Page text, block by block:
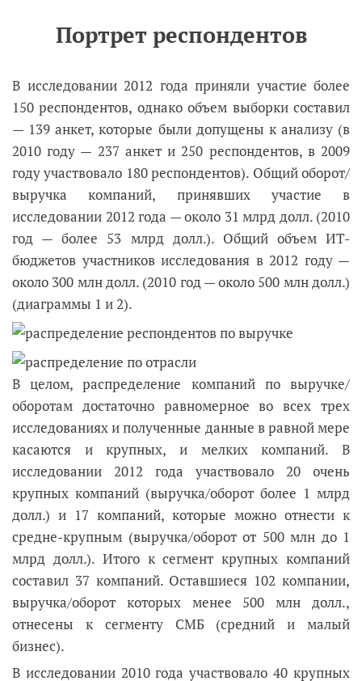
Портрет респондентов
В исследовании 2012 года приняли участие более
150 респондентов, однако объем выборки составил
— 139 анкет, которые были допущены к анализу (в
2010 году — 237 анкет и 250 респондентов, в 2009
году участвовало 180 респондентов). Общий оборот/
выручка компаний, принявших участие в
исследовании 2012 года — около 31 млрд долл. (2010
год — более 53 млрд долл.). Общий объем ИТ-
бюджетов участников исследования в 2012 году —
около 300 млн долл. (2010 год — около 500 млн долл.)
(диаграммы 1 и 2).
В целом, распределение компаний по выручке/
оборотам достаточно равномерное во всех трех
исследованиях и полученные данные в равной мере
касаются и крупных, и мелких компаний. В
исследовании 2012 года участвовало 20 очень
крупных компаний (выручка/оборот более 1 млрд
долл.) и 17 компаний, которые можно отнести к
средне-крупным (выручка/оборот от 500 млн до 1
млрд долл.). Итого к сегмент крупных компаний
составил 37 компаний. Оставшиеся 102 компании,
выручка/оборот которых менее 500 млн долл.,
отнесены к сегменту СМБ (средний и малый
бизнес).
В исследовании 2010 года участвовало 40 крупных